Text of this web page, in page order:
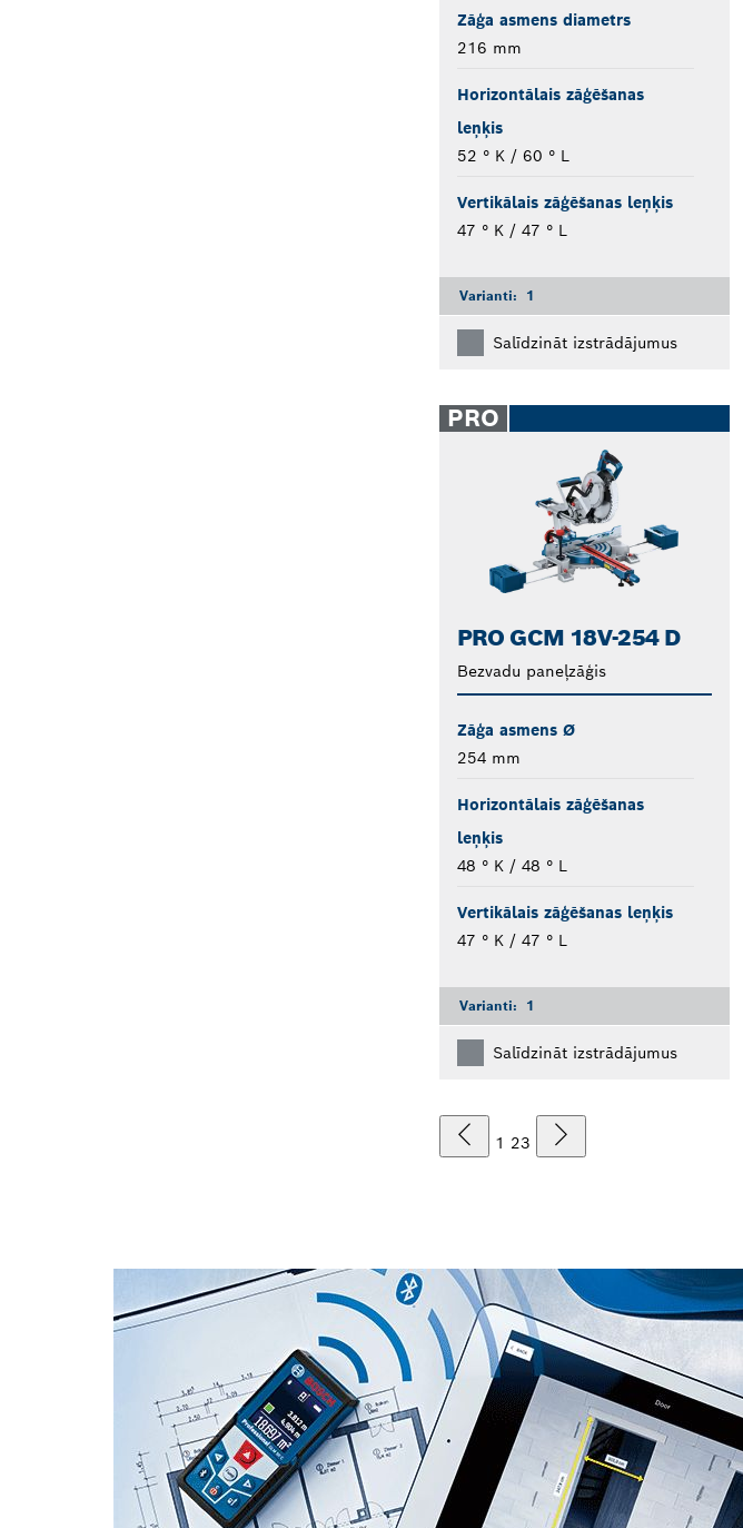
Zāģa asmens diametrs
216 mm
Horizontālais zāģēšanas
leņķis
52 ° K / 60 ° L
Vertikālais zāģēšanas leņķis
47 ° K / 47 ° L
Varianti: 1
Salīdzināt izstrādājumus
PRO
PRO GCM 18V-254 D
Bezvadu paneļzāģis
Zāģa asmens Ø
254 mm
Horizontālais zāģēšanas
leņķis
48 ° K / 48 ° L
Vertikālais zāģēšanas leņķis
47 ° K / 47 ° L
Varianti: 1
Salīdzināt izstrādājumus
1 23